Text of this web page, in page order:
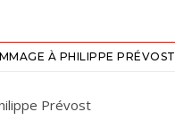
À PHILIPPE PRÉVOST